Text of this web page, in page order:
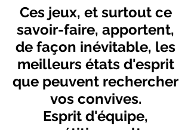
Ces jeux, et surtout ce
savoir-faire, apportent,
de façon inévitable, les
meilleurs états d'esprit
que peuvent rechercher
vos convives.
Esprit d'équipe,